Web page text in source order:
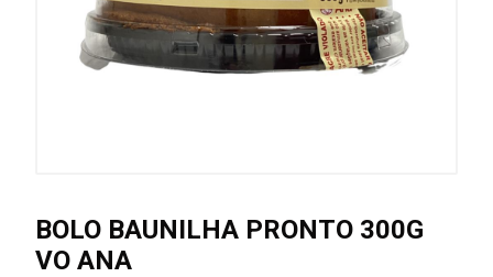
BOLO BAUNILHA PRONTO 300G
VO ANA